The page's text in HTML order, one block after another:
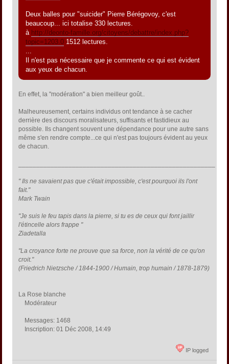
Deux balles pour "suicider" Pierre Bérégovoy, c'est
beaucoup... ici totalise 330 lectures.
à http://deonto-famille.org/citoyens/debattre/index.php?
topic=1203.0 1512 lectures.
Il n'est pas nécessaire que je commente ce qui est évident
aux yeux de chacun.
En effet, la "modération" a bien meilleur goût..
Malheureusement, certains individus ont tendance à se cacher
derrière des discours moralisateurs, suffisants et fastidieux au
possible. Ils changent souvent une dépendance pour une autre sans
même s'en rendre compte...ce qui n'est pas toujours évident au yeux
de chacun.
" Ils ne savaient pas que c'était impossible, c'est pourquoi ils l'ont
fait."
Mark Twain
"Je suis le feu tapis dans la pierre, si tu es de ceux qui font jaillir
l'étincelle alors frappe "
Ziadetalla
"La croyance forte ne prouve que sa force, non la vérité de ce qu'on
croit."
(Friedrich Nietzsche / 1844-1900 / Humain, trop humain / 1878-1879)
La Rose blanche
Modérateur
Messages: 1468
Inscription: 01 Déc 2008, 14:49
IP logged